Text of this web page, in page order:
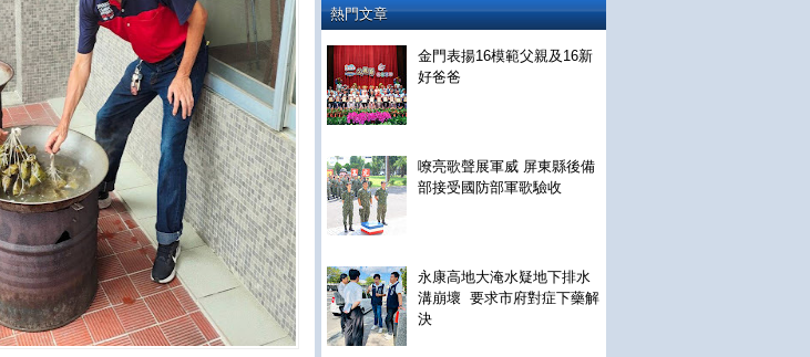
熱門文章
金門表揚16模範父親及16新
好爸爸
嘹亮歌聲展軍威 屏東縣後備
部接受國防部軍歌驗收
永康高地大淹水疑地下排水
溝崩壞 要求市府對症下藥解
決